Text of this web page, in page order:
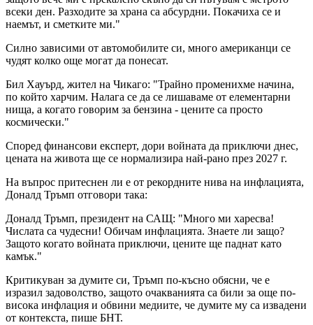
всеки ден. Разходите за храна са абсурдни. Покачиха се и
наемът, и сметките ми."
Силно зависими от автомобилите си, много американци се
чудят колко още могат да понесат.
Бил Хауърд, жител на Чикаго: "Трайно променихме начина,
по който харчим. Налага се да се лишаваме от елементарни
нища, а когато говорим за бензина - цените са просто
космически."
Според финансови експерт, дори войната да приключи днес,
цената на живота ще се нормализира най-рано през 2027 г.
На въпрос притеснен ли е от рекордните нива на инфлацията,
Доналд Тръмп отговори така:
Доналд Тръмп, президент на САЩ: "Много ми харесва!
Числата са чудесни! Обичам инфлацията. Знаете ли защо?
Защото когато войната приключи, цените ще паднат като
камък."
Критикуван за думите си, Тръмп по-късно обясни, че е
изразил задоволство, защото очакванията са били за още по-
висока инфлация и обвини медиите, че думите му са извадени
от контекста, пише БНТ.